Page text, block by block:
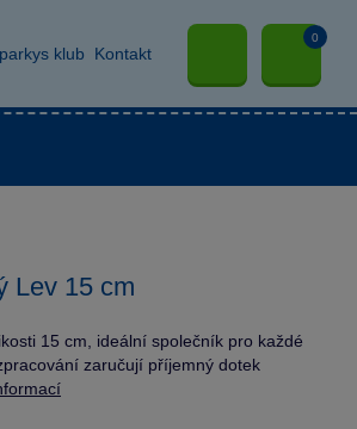
klub Kontakt
0
Lev 15 cm
15 cm, ideální společník pro každé
zaručují příjemný dotek